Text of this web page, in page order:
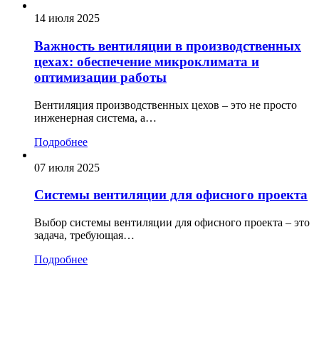
14 июля 2025
Важность вентиляции в производственных
цехах: обеспечение микроклимата и
оптимизации работы
Вентиляция производственных цехов – это не просто
инженерная система, а…
Подробнее
07 июля 2025
Системы вентиляции для офисного проекта
Выбор системы вентиляции для офисного проекта – это
задача, требующая…
Подробнее